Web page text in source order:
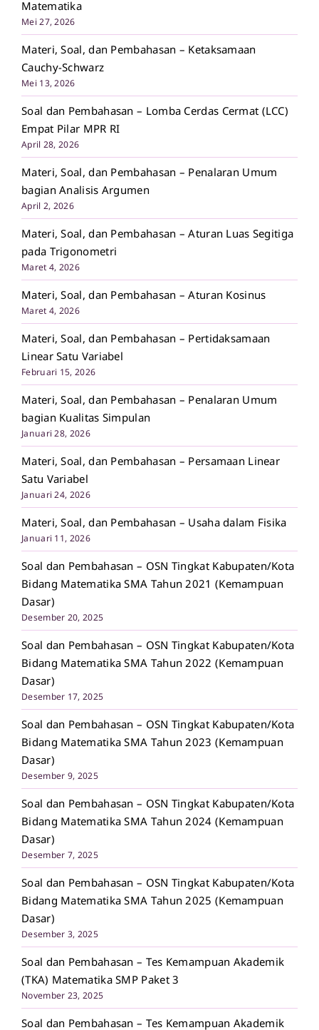
Matematika
Mei 27, 2026
Materi, Soal, dan Pembahasan – Ketaksamaan
Cauchy-Schwarz
Mei 13, 2026
Soal dan Pembahasan – Lomba Cerdas Cermat (LCC)
Empat Pilar MPR RI
April 28, 2026
Materi, Soal, dan Pembahasan – Penalaran Umum
bagian Analisis Argumen
April 2, 2026
Materi, Soal, dan Pembahasan – Aturan Luas Segitiga
pada Trigonometri
Maret 4, 2026
Materi, Soal, dan Pembahasan – Aturan Kosinus
Maret 4, 2026
Materi, Soal, dan Pembahasan – Pertidaksamaan
Linear Satu Variabel
Februari 15, 2026
Materi, Soal, dan Pembahasan – Penalaran Umum
bagian Kualitas Simpulan
Januari 28, 2026
Materi, Soal, dan Pembahasan – Persamaan Linear
Satu Variabel
Januari 24, 2026
Materi, Soal, dan Pembahasan – Usaha dalam Fisika
Januari 11, 2026
Soal dan Pembahasan – OSN Tingkat Kabupaten/Kota
Bidang Matematika SMA Tahun 2021 (Kemampuan
Dasar)
Desember 20, 2025
Soal dan Pembahasan – OSN Tingkat Kabupaten/Kota
Bidang Matematika SMA Tahun 2022 (Kemampuan
Dasar)
Desember 17, 2025
Soal dan Pembahasan – OSN Tingkat Kabupaten/Kota
Bidang Matematika SMA Tahun 2023 (Kemampuan
Dasar)
Desember 9, 2025
Soal dan Pembahasan – OSN Tingkat Kabupaten/Kota
Bidang Matematika SMA Tahun 2024 (Kemampuan
Dasar)
Desember 7, 2025
Soal dan Pembahasan – OSN Tingkat Kabupaten/Kota
Bidang Matematika SMA Tahun 2025 (Kemampuan
Dasar)
Desember 3, 2025
Soal dan Pembahasan – Tes Kemampuan Akademik
(TKA) Matematika SMP Paket 3
November 23, 2025
Soal dan Pembahasan – Tes Kemampuan Akademik